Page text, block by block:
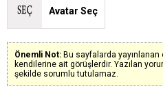
Avatar Seç
Önemli Not: Bu sayfalarda yayınlanan
kendilerine ait görüşlerdir. Yazılan
şekilde sorumlu tutulamaz.